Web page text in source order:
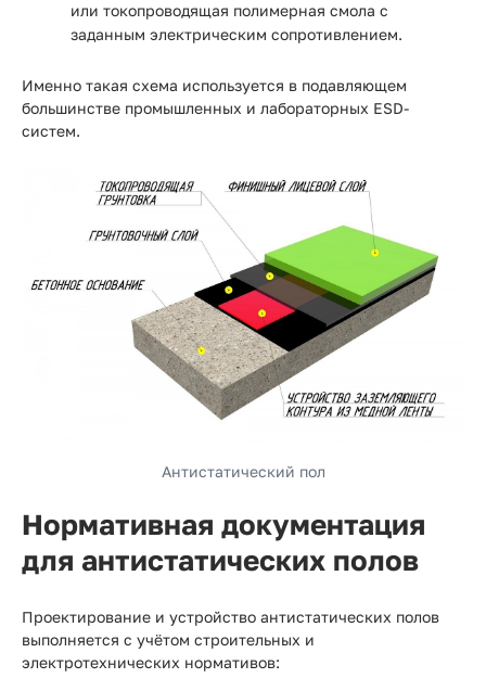
или токопроводящая полимерная смола с
заданным электрическим сопротивлением.
Именно такая схема используется в подавляющем
большинстве промышленных и лабораторных ESD-
систем.
Антистатический пол
Нормативная документация
для антистатических полов
Проектирование и устройство антистатических полов
выполняется с учётом строительных и
электротехнических нормативов: